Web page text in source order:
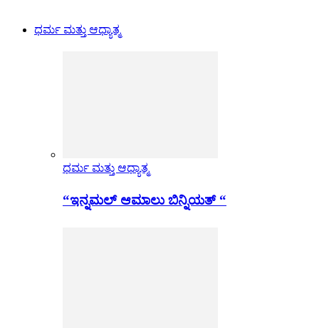
ಧರ್ಮ ಮತ್ತು ಆಧ್ಯಾತ್ಮ
ಧರ್ಮ ಮತ್ತು ಆಧ್ಯಾತ್ಮ
“ಇನ್ನಮಲ್ ಆಮಾಲು ಬಿನ್ನಿಯತ್ “